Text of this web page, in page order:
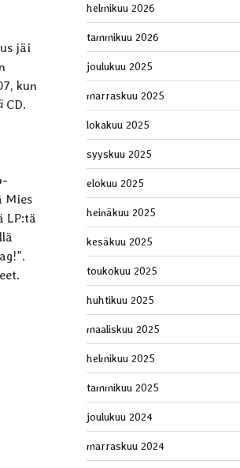
jäi
kun
CD.
Mies
LP:tä
helmikuu 2026
tammikuu 2026
joulukuu 2025
marraskuu 2025
lokakuu 2025
syyskuu 2025
elokuu 2025
heinäkuu 2025
kesäkuu 2025
toukokuu 2025
huhtikuu 2025
maaliskuu 2025
helmikuu 2025
tammikuu 2025
joulukuu 2024
marraskuu 2024